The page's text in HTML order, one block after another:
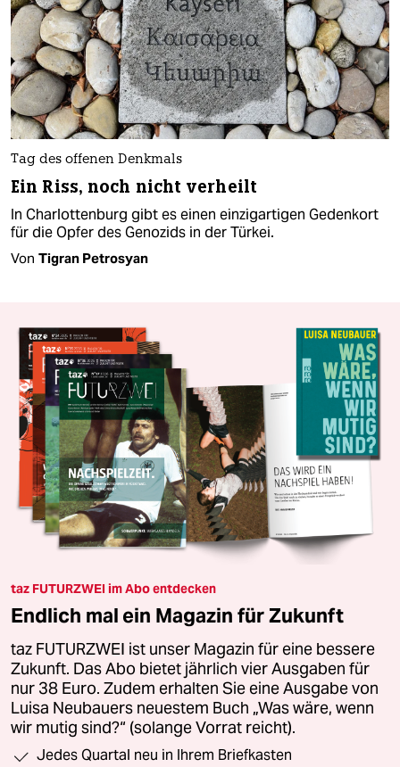
Tag des offenen Denkmals
Ein Riss, noch nicht verheilt
In Charlottenburg gibt es einen einzigartigen Gedenkort
für die Opfer des Genozids in der Türkei.
Von Tigran Petrosyan
taz FUTURZWEI im Abo entdecken
Endlich mal ein Magazin für Zukunft
taz FUTURZWEI ist unser Magazin für eine bessere
Zukunft. Das Abo bietet jährlich vier Ausgaben für
nur 38 Euro. Zudem erhalten Sie eine Ausgabe von
Luisa Neubauers neuestem Buch „Was wäre, wenn
wir mutig sind?“ (solange Vorrat reicht).
Jedes Quartal neu in Ihrem Briefkasten